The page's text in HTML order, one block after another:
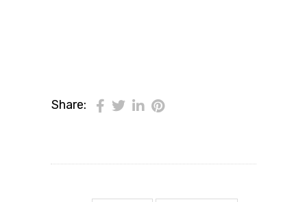
Share: